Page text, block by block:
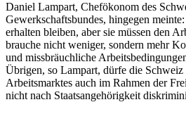
Daniel Lampart, Chefökonom des
Gewerkschaftsbundes, hingegen
erhalten bleiben, aber sie müssen den
brauche nicht weniger, sondern mehr
und missbräuchliche
Übrigen, so Lampart, dürfe die Schweiz
Arbeitsmarktes auch im Rahmen der
nicht nach Staatsangehörigkeit